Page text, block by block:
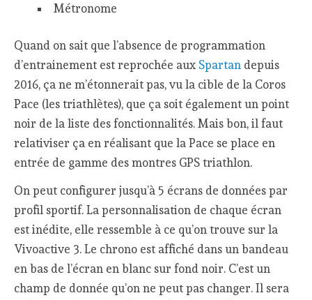
Métronome
Quand on sait que l’absence de programmation
d’entrainement est reprochée aux Spartan depuis
2016, ça ne m’étonnerait pas, vu la cible de la Coros
Pace (les triathlètes), que ça soit également un point
noir de la liste des fonctionnalités. Mais bon, il faut
relativiser ça en réalisant que la Pace se place en
entrée de gamme des montres GPS triathlon.
On peut configurer jusqu’à 5 écrans de données par
profil sportif. La personnalisation de chaque écran
est inédite, elle ressemble à ce qu’on trouve sur la
Vivoactive 3. Le chrono est affiché dans un bandeau
en bas de l’écran en blanc sur fond noir. C’est un
champ de donnée qu’on ne peut pas changer. Il sera